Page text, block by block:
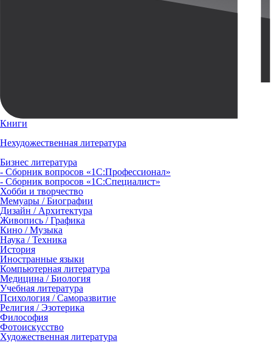
Книги
Нехудожественная литература
Бизнес литература
- Сборник вопросов «1С:Профессионал»
- Сборник вопросов «1С:Специалист»
Хобби и творчество
Мемуары / Биографии
Дизайн / Архитектура
Живопись / Графика
Кино / Музыка
Наука / Техника
История
Иностранные языки
Компьютерная литература
Медицина / Биология
Учебная литература
Психология / Саморазвитие
Религия / Эзотерика
Философия
Фотоискусство
Художественная литература